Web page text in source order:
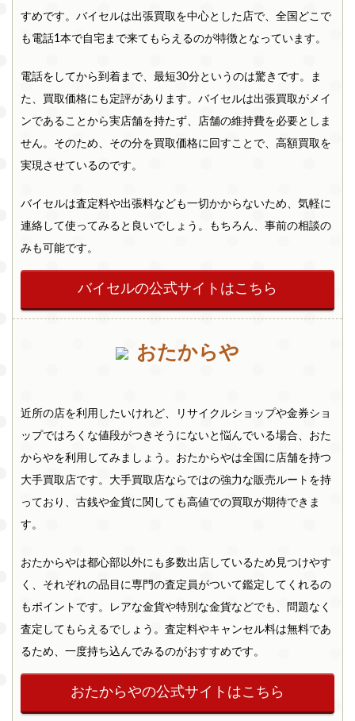
すめです。バイセルは出張買取を中心とした店で、全国どこで
も電話1本で自宅まで来てもらえるのが特徴となっています。
電話をしてから到着まで、最短30分というのは驚きです。ま
た、買取価格にも定評があります。バイセルは出張買取がメイ
ンであることから実店舗を持たず、店舗の維持費を必要としま
せん。そのため、その分を買取価格に回すことで、高額買取を
実現させているのです。
バイセルは査定料や出張料なども一切かからないため、気軽に
連絡して使ってみると良いでしょう。もちろん、事前の相談の
みも可能です。
バイセルの公式サイトはこちら
おたからや
近所の店を利用したいけれど、リサイクルショップや金券ショ
ップではろくな値段がつきそうにないと悩んでいる場合、おた
からやを利用してみましょう。おたからやは全国に店舗を持つ
大手買取店です。大手買取店ならではの強力な販売ルートを持
っており、古銭や金貨に関しても高値での買取が期待できま
す。
おたからやは都心部以外にも多数出店しているため見つけやす
く、それぞれの品目に専門の査定員がついて鑑定してくれるの
もポイントです。レアな金貨や特別な金貨などでも、問題なく
査定してもらえるでしょう。査定料やキャンセル料は無料であ
るため、一度持ち込んでみるのがおすすめです。
おたからやの公式サイトはこちら